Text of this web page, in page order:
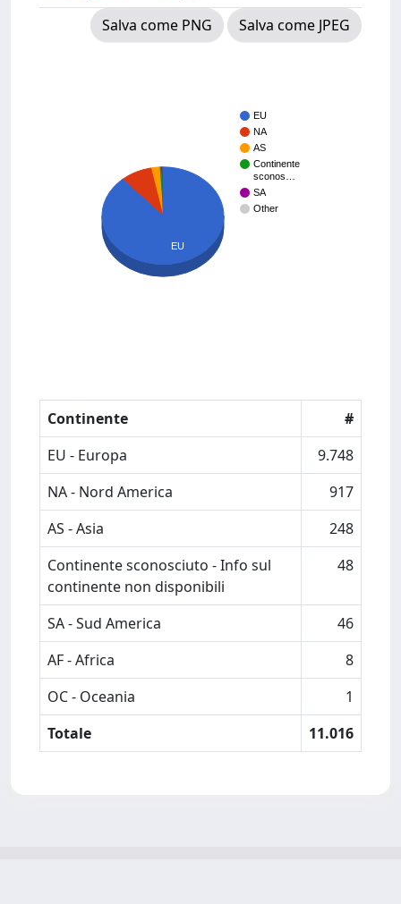
Salva come PNG
Salva come JPEG
EU
NA
AS
Continente
sconos…
SA
Other
EU
Continente
#
EU - Europa
9.748
NA - Nord America
917
AS - Asia
248
Continente sconosciuto - Info sul
continente non disponibili
48
SA - Sud America
46
AF - Africa
8
OC - Oceania
1
Totale
11.016